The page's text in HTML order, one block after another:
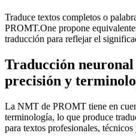
Traduce textos completos o
PROMT.One propone
traducción para reflejar el
Traducción
precisión y
La NMT de PROMT tiene en
terminología, lo que produce
para textos profesionales,